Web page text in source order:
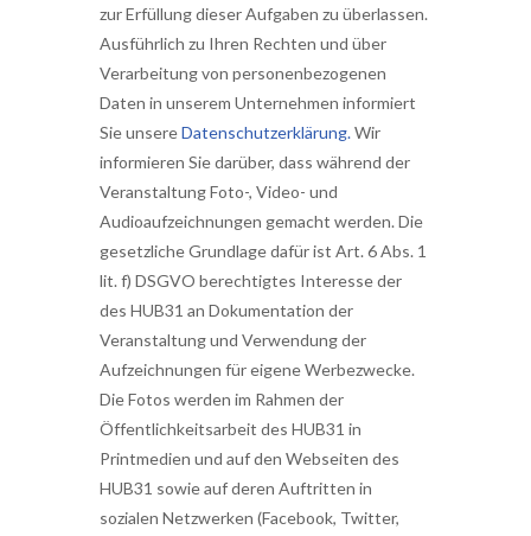
zur Erfüllung dieser Aufgaben zu überlassen.
Ausführlich zu Ihren Rechten und über
Verarbeitung von personenbezogenen
Daten in unserem Unternehmen informiert
Sie unsereDatenschutzerklärung.Wir
informieren Sie darüber, dass während der
Veranstaltung Foto-, Video- und
Audioaufzeichnungen gemacht werden. Die
gesetzliche Grundlage dafür ist Art. 6 Abs. 1
lit. f) DSGVO berechtigtes Interesse der
des HUB31 an Dokumentation der
Veranstaltung und Verwendung der
Aufzeichnungen für eigene Werbezwecke.
Die Fotos werden im Rahmen der
Öffentlichkeitsarbeit des HUB31 in
Printmedien und auf den Webseiten des
HUB31 sowie auf deren Auftritten in
sozialen Netzwerken (Facebook, Twitter,